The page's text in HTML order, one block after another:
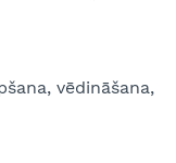
vēdināšana,